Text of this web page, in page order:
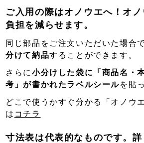
ご入用の際はオノウエへ！オ
負担を減らせます。
同じ部品をご注文いただいた場合
分けて納品することができます。
さらに小分けした袋に「商品名・
考」が書かれたラベルシールを貼
どこで使うかすぐ分かる「オノウ
は コチラ
寸法表は代表的なものです。